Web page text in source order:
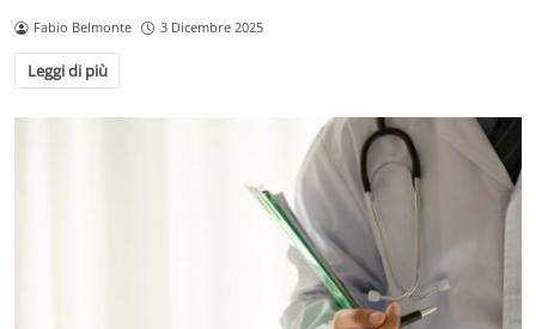
Fabio Belmonte 3 Dicembre 2025
Leggi di più